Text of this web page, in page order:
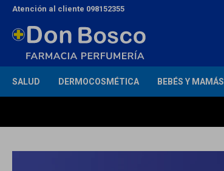
SALUD DERMOCOSMÉTICA BEBÉS Y MAMÁS
Atención al cliente 098152355